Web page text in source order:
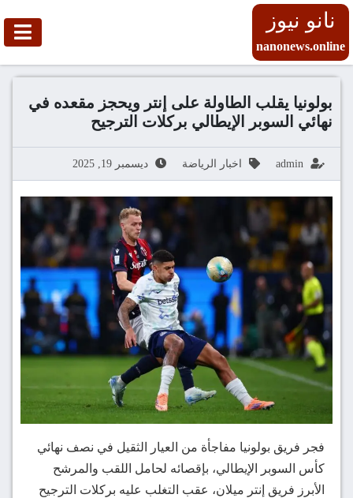
نانو نيوز
nanonews.online
بولونيا يقلب الطاولة على إنتر ويحجز مقعده في
نهائي السوبر الإيطالي بركلات الترجيح
admin اخبار الرياضة ديسمبر 19, 2025
فجر فريق بولونيا مفاجأة من العيار الثقيل في نصف نهائي
كأس السوبر الإيطالي، بإقصائه لحامل اللقب والمرشح
الأبرز فريق إنتر ميلان، عقب التغلب عليه بركلات الترجيح